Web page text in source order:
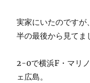
実家にいたのですが
半の最後から見てま
2-0で横浜F・マリ
ェ広島。